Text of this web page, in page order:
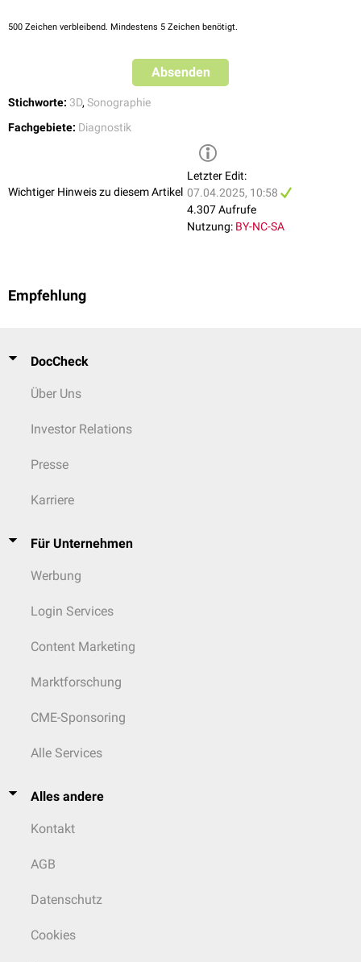
500 Zeichen verbleibend. Mindestens 5 Zeichen benötigt.
Absenden
Stichworte: 3D, Sonographie
Fachgebiete: Diagnostik
Wichtiger Hinweis zu diesem Artikel
Letzter Edit:
07.04.2025, 10:58
4.307 Aufrufe
Nutzung: BY-NC-SA
Empfehlung
DocCheck
Über Uns
Investor Relations
Presse
Karriere
Für Unternehmen
Werbung
Login Services
Content Marketing
Marktforschung
CME-Sponsoring
Alle Services
Alles andere
Kontakt
AGB
Datenschutz
Cookies